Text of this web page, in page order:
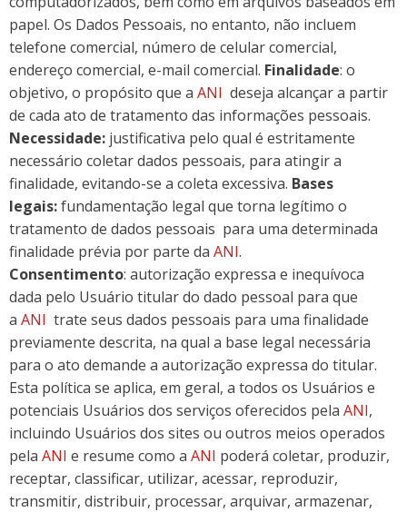
papel. Os Dados Pessoais, no entanto, não incluem
telefone comercial, número de celular comercial,
endereço comercial, e-mail comercial. Finalidade: o
objetivo, o propósito que a ANI deseja alcançar a partir
de cada ato de tratamento das informações pessoais.
Necessidade: justificativa pelo qual é estritamente
necessário coletar dados pessoais, para atingir a
finalidade, evitando-se a coleta excessiva. Bases
legais:fundamentação legal que torna legítimo o
tratamento de dados pessoais para uma determinada
finalidade prévia por parte da ANI.
Consentimento: autorização expressa e inequívoca
dada pelo Usuário titular do dado pessoal para que
a ANI trate seus dados pessoais para uma finalidade
previamente descrita, na qual a base legal necessária
para o ato demande a autorização expressa do titular.
Esta política se aplica, em geral, a todos os Usuários e
potenciais Usuários dos serviços oferecidos pela ANI,
incluindo Usuários dos sites ou outros meios operados
pela ANI e resume como a ANI poderá coletar, produzir,
receptar, classificar, utilizar, acessar, reproduzir,
transmitir, distribuir, processar, arquivar, armazenar,